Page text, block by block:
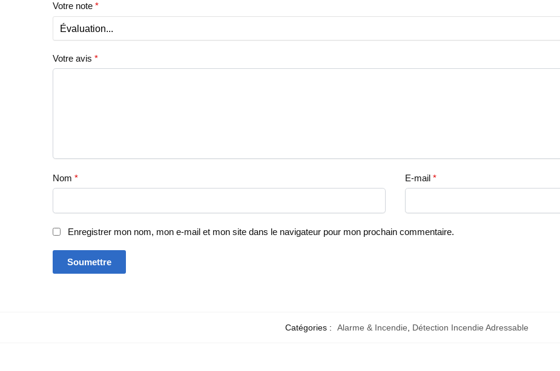
Votre note*
Votre avis*
Nom* E-mail *
Enregistrer mon nom, mon e-mail et mon site dans le navigateur pour mon prochain commentaire.
Catégories : Alarme & Incendie Détection Incendie Adressable